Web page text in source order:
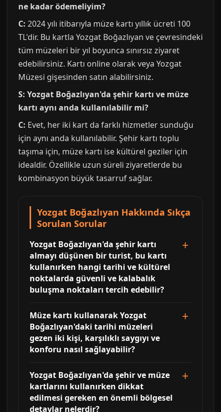
ne kadar ödemeliyim?
C: 2024 yılı itibarıyla müze kartı yıllık ücreti 100
TL'dir. Bu kartla Yozgat Boğazlıyan ve çevresindeki
tüm müzeleri bir yıl boyunca sınırsız ziyaret
edebilirsiniz. Kartı online olarak veya Yozgat
Müzesi gişesinden satın alabilirsiniz.
S: Yozgat Boğazlıyan'da şehir kartı ve müze
kartı aynı anda kullanılabilir mi?
C: Evet, her iki kart da farklı hizmetler sunduğu
için aynı anda kullanılabilir. Şehir kartı toplu
taşıma için, müze kartı ise kültürel geziler için
idealdir. Özellikle uzun süreli ziyaretlerde bu
kombinasyon büyük tasarruf sağlar.
Yozgat Boğazlıyan Hakkında Sıkça
Sorulan Sorular
Yozgat Boğazlıyan'da şehir kartı
almayı düşünen bir turist, bu kartı
kullanırken hangi tarihi ve kültürel
noktalarda güvenli ve kalabalık
buluşma noktaları tercih edebilir?
Müze kartı kullanarak Yozgat
Boğazlıyan'daki tarihi müzeleri
gezen iki kişi, karşılıklı saygıyı ve
konforu nasıl sağlayabilir?
Yozgat Boğazlıyan'da şehir ve müze
kartlarını kullanırken dikkat
edilmesi gereken en önemli bölgesel
detaylar nelerdir?